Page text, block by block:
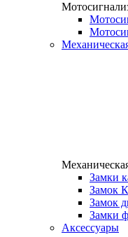
Замки
Замок
Замок
Замки
Аксессуары